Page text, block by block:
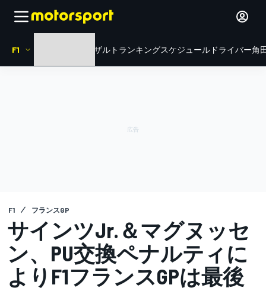
F1 リザルト ランキングスケジュール ドライバー角
F1 フランスGP
サインツJr.＆マグヌッセ
ン、PU交換ペナルティに
よりF1フランスGPは最後